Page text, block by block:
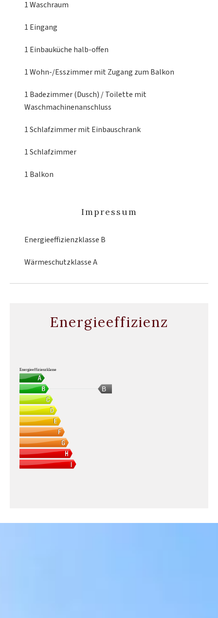
1 Waschraum
1 Eingang
1 Einbauküche halb-offen
1 Wohn-/Esszimmermit Zugang zum Balkon
1 Badezimmer (Dusch) / Toilette mit
Waschmachinenanschluss
1 Schlafzimmermit Einbauschrank
1 Schlafzimmer
1 Balkon
Impressum
Energieeffizienzklasse B
WärmeschutzklasseA
Energieeffizienz
B
Energieeffizienzklasse